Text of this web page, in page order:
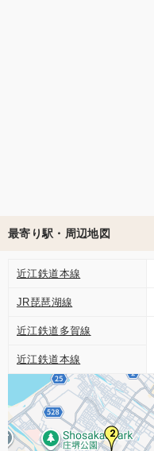
最寄り駅・周辺地図
近江鉄道本線
JR琵琶湖線
近江鉄道多賀線
近江鉄道本線
2